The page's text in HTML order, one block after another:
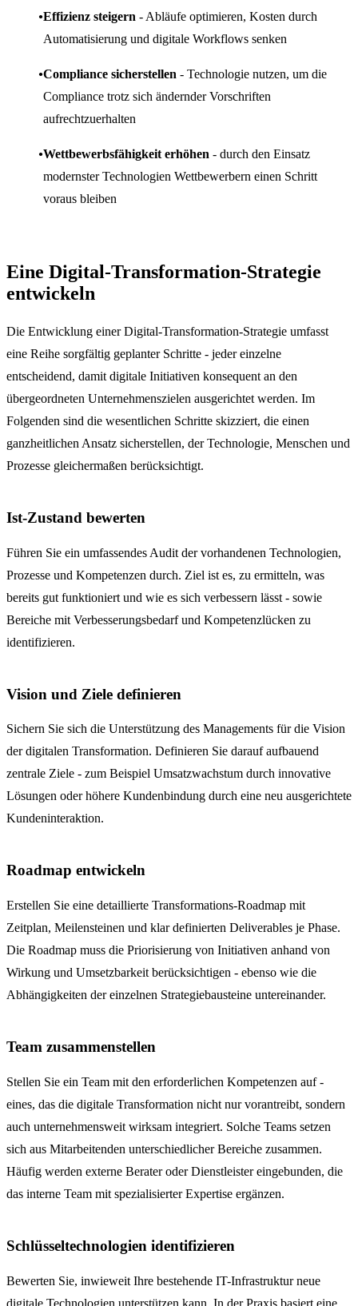
Effizienz steigern - Abläufe optimieren, Kosten durch
Automatisierung und digitale Workflows senken
Compliance sicherstellen - Technologie nutzen, um die
Compliance trotz sich ändernder Vorschriften
aufrechtzuerhalten
Wettbewerbsfähigkeit erhöhen - durch den Einsatz
modernster Technologien Wettbewerbern einen Schritt
voraus bleiben
Eine Digital-Transformation-Strategie
entwickeln
Die Entwicklung einer Digital-Transformation-Strategie umfasst
eine Reihe sorgfältig geplanter Schritte - jeder einzelne
entscheidend, damit digitale Initiativen konsequent an den
übergeordneten Unternehmenszielen ausgerichtet werden. Im
Folgenden sind die wesentlichen Schritte skizziert, die einen
ganzheitlichen Ansatz sicherstellen, der Technologie, Menschen und
Prozesse gleichermaßen berücksichtigt.
Ist-Zustand bewerten
Führen Sie ein umfassendes Audit der vorhandenen Technologien,
Prozesse und Kompetenzen durch. Ziel ist es, zu ermitteln, was
bereits gut funktioniert und wie es sich verbessern lässt - sowie
Bereiche mit Verbesserungsbedarf und Kompetenzlücken zu
identifizieren.
Vision und Ziele definieren
Sichern Sie sich die Unterstützung des Managements für die Vision
der digitalen Transformation. Definieren Sie darauf aufbauend
zentrale Ziele - zum Beispiel Umsatzwachstum durch innovative
Lösungen oder höhere Kundenbindung durch eine neu ausgerichtete
Kundeninteraktion.
Roadmap entwickeln
Erstellen Sie eine detaillierte Transformations-Roadmap mit
Zeitplan, Meilensteinen und klar definierten Deliverables je Phase.
Die Roadmap muss die Priorisierung von Initiativen anhand von
Wirkung und Umsetzbarkeit berücksichtigen - ebenso wie die
Abhängigkeiten der einzelnen Strategiebausteine untereinander.
Team zusammenstellen
Stellen Sie ein Team mit den erforderlichen Kompetenzen auf -
eines, das die digitale Transformation nicht nur vorantreibt, sondern
auch unternehmensweit wirksam integriert. Solche Teams setzen
sich aus Mitarbeitenden unterschiedlicher Bereiche zusammen.
Häufig werden externe Berater oder Dienstleister eingebunden, die
das interne Team mit spezialisierter Expertise ergänzen.
Schlüsseltechnologien identifizieren
Bewerten Sie, inwieweit Ihre bestehende IT-Infrastruktur neue
digitale Technologien unterstützen kann. In der Praxis basiert eine